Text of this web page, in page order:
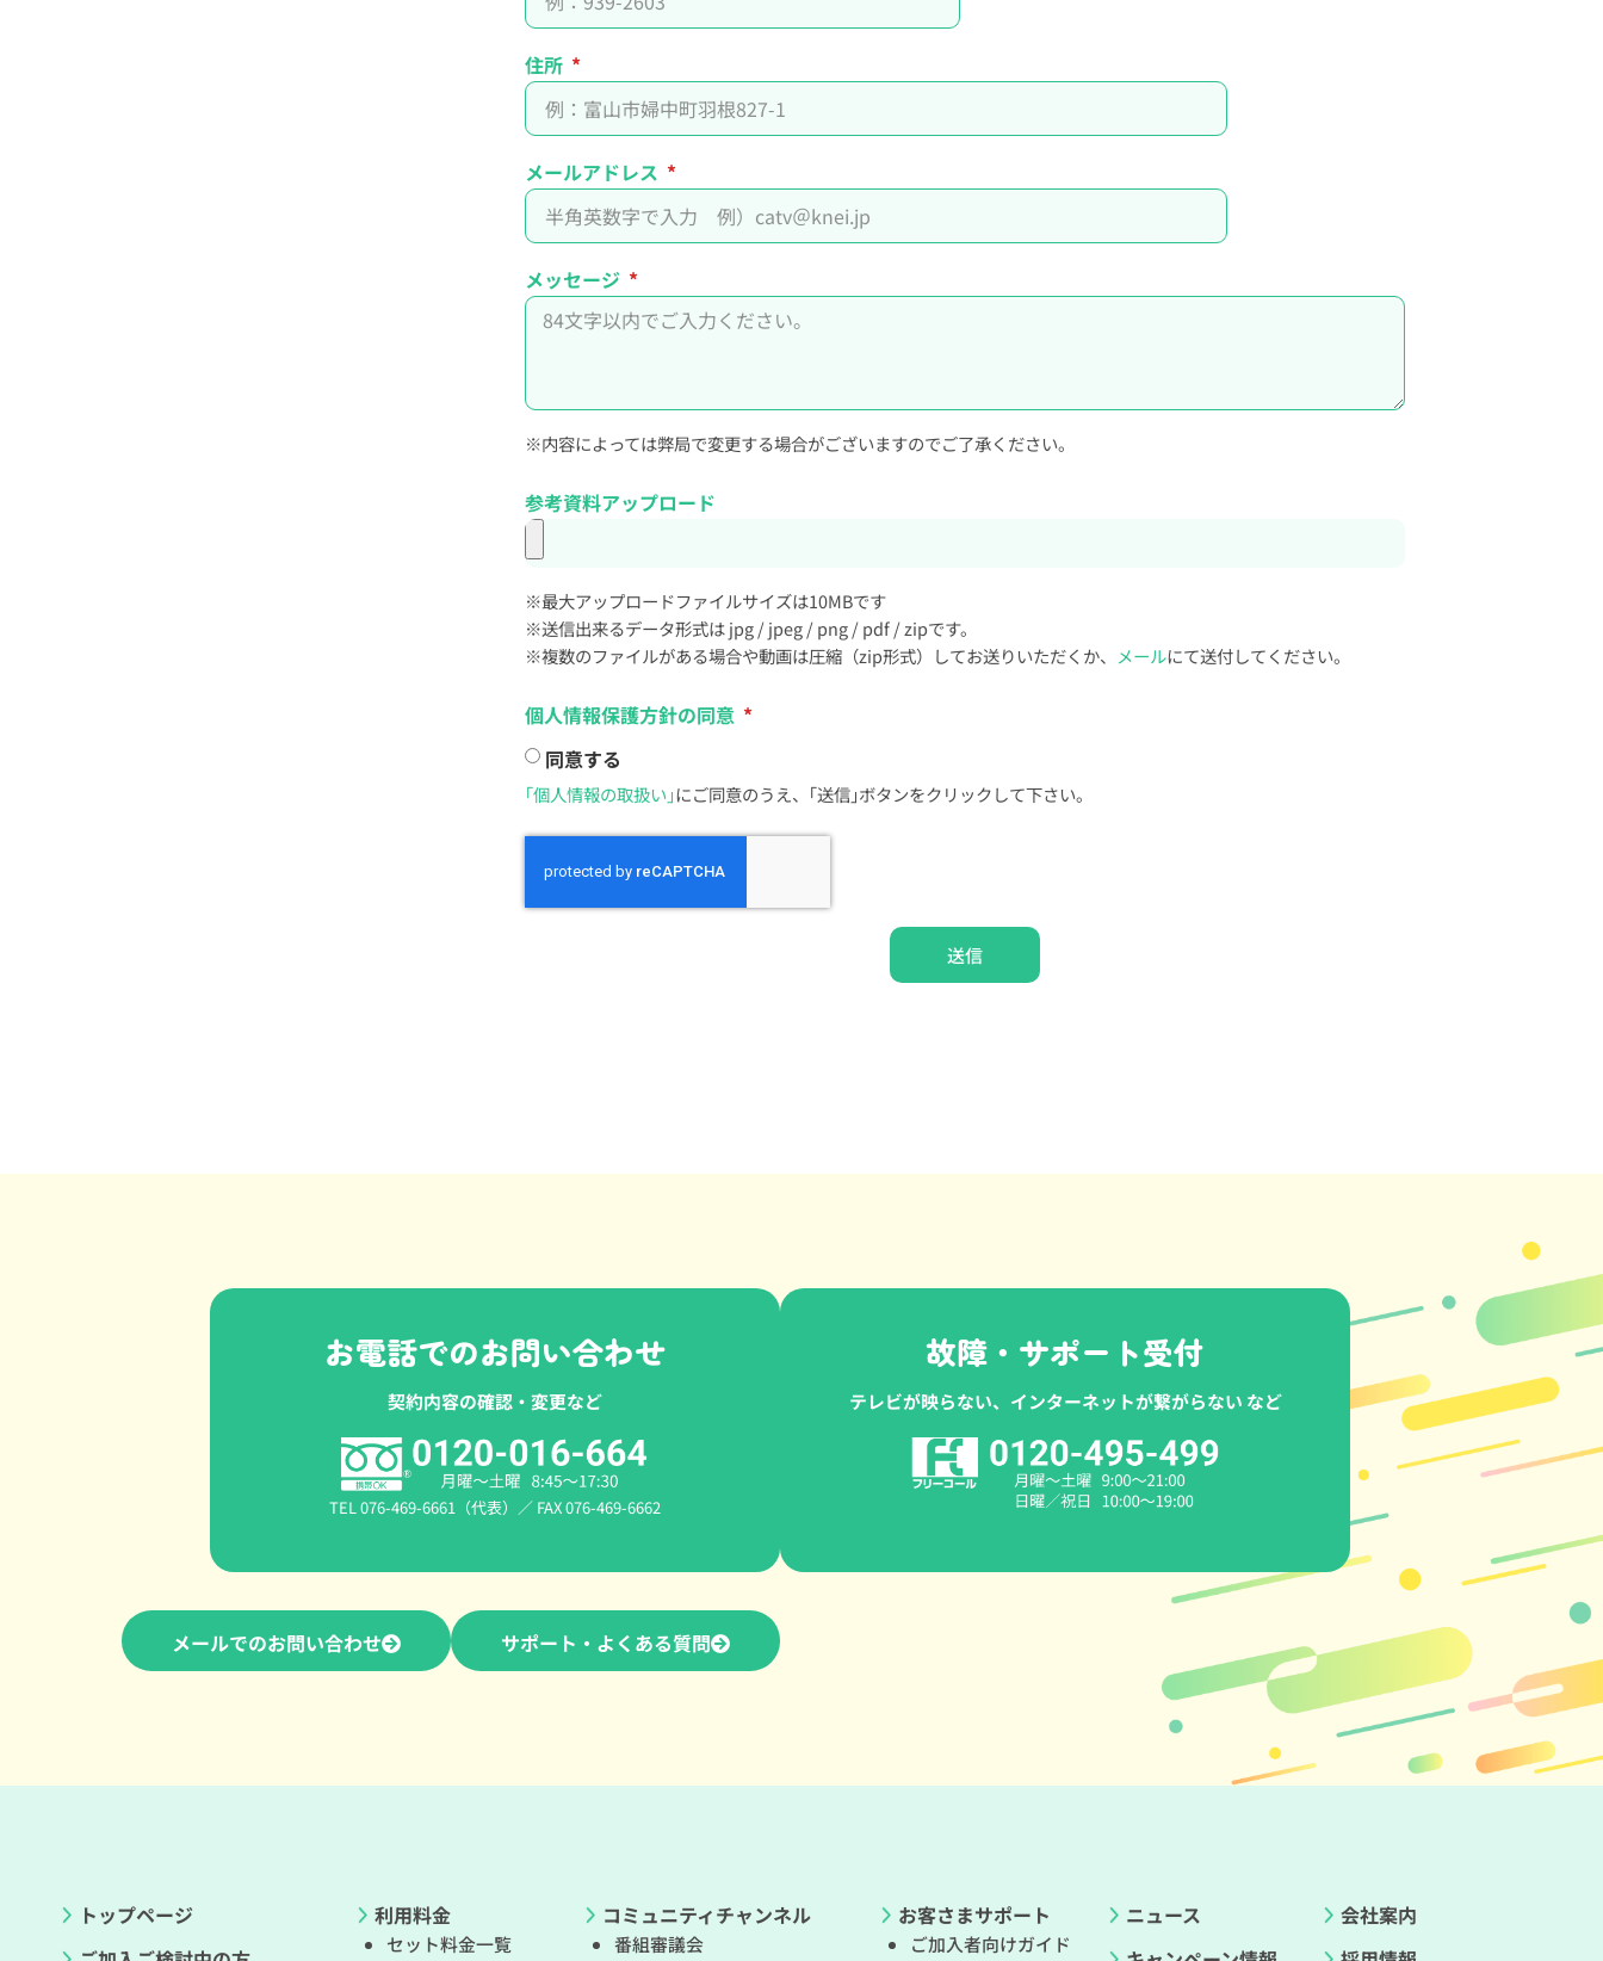
住所
メールアドレス
メッセージ
※内容によっては弊局で変更する場合がございますのでご了承ください。
参考資料アップロード
※最大アップロードファイルサイズは10MBです
※送信出来るデータ形式は jpg / jpeg / png / pdf / zipです。
※複数のファイルがある場合や動画は圧縮（zip形式）してお送りいただくか、
メールにて送付してください。
個人情報保護方針の同意
同意する
｢個人情報の取扱い｣にご同意のうえ、｢送信｣ボタンをクリックして下さい。
送信
お電話でのお問い合わせ​
契約内容の確認・変更など
TEL 076-469-6661（代表）／ FAX 076-469-6662
故障・サポート受付
テレビが映らない、インターネットが繋がらない など
メールでのお問い合わせ サポート・よくある質問
トップページ
利用料金
セット料金一覧
コミュニティチャンネル
番組審議会
お客さまサポート
ご加入者向けガイド
ニュース
会社案内